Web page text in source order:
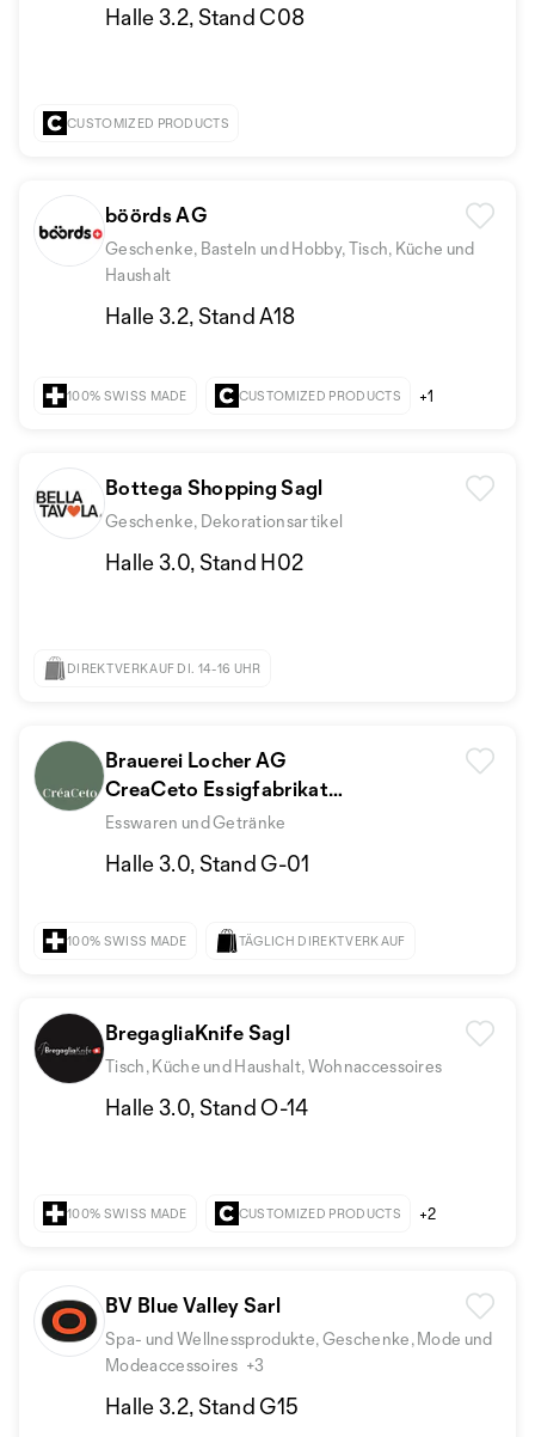
Halle 3.2, Stand C08
CUSTOMIZED PRODUCTS
böörds AG
Geschenke, Basteln und Hobby, Tisch, Küche und
Haushalt
Halle 3.2, Stand A18
100% SWISS MADE CUSTOMIZED PRODUCTS +1
Bottega Shopping Sagl
Geschenke, Dekorationsartikel
Halle 3.0, Stand H02
DIREKTVERKAUF DI. 14-16 UHR
Brauerei Locher AG
CreaCeto Essigfabrikatur
brewbee
Esswaren und Getränke
Halle 3.0, Stand G-01
100% SWISS MADE TÄGLICH DIREKTVERKAUF
BregagliaKnife Sagl
Tisch, Küche und Haushalt, Wohnaccessoires
Halle 3.0, Stand O-14
100% SWISS MADE CUSTOMIZED PRODUCTS +2
BV Blue Valley Sarl
Spa- und Wellnessprodukte, Geschenke, Mode und
Modeaccessoires +3
Halle 3.2, Stand G15